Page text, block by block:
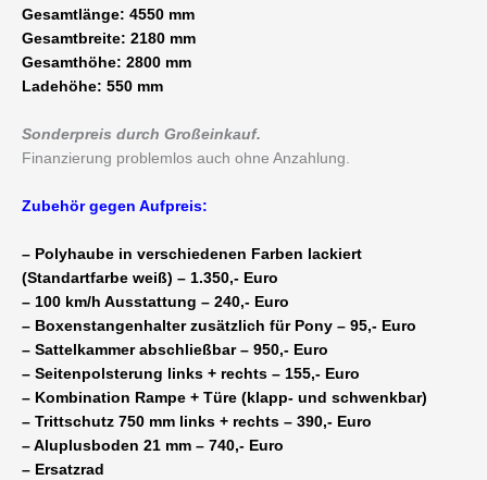
Gesamtlänge: 4550 mm
Gesamtbreite: 2180 mm
Gesamthöhe: 2800 mm
Ladehöhe: 550 mm
Sonderpreis durch Großeinkauf.
Finanzierung problemlos auch ohne Anzahlung.
Zubehör gegen Aufpreis:
– Polyhaube in verschiedenen Farben lackiert
(Standartfarbe weiß) – 1.350,- Euro
– 100 km/h Ausstattung – 240,- Euro
– Boxenstangenhalter zusätzlich für Pony – 95,- Euro
– Sattelkammer abschließbar – 950,- Euro
– Seitenpolsterung links + rechts – 155,- Euro
– Kombination Rampe + Türe (klapp- und schwenkbar)
– Trittschutz 750 mm links + rechts – 390,- Euro
– Aluplusboden 21 mm – 740,- Euro
– Ersatzrad